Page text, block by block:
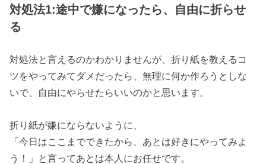
対処法1:途中で嫌になったら、自由に折らせ
る
対処法と言えるのかわかりませんが、折り紙を教えるコ
ツをやってみてダメだったら、無理に何か作ろうとしな
いで、自由にやらせたらいいのかと思います。
折り紙が嫌にならないように、
「今日はここまでできたから、あとは好きにやってみよ
う！」と言ってあとは本人にお任せです。